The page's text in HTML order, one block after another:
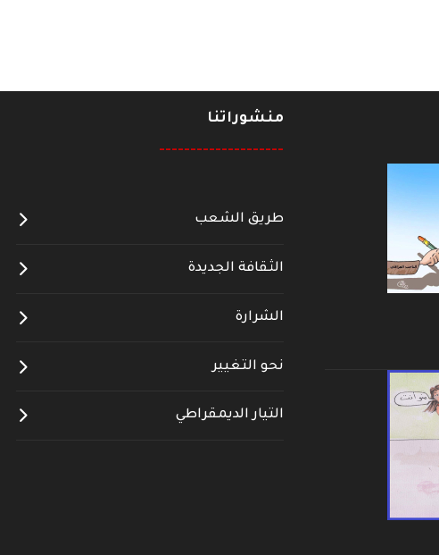
منشوراتنا
--------------------
طريق الشعب
الثقافة الجديدة
الشرارة
نحو التغيير
التيار الديمقراطي